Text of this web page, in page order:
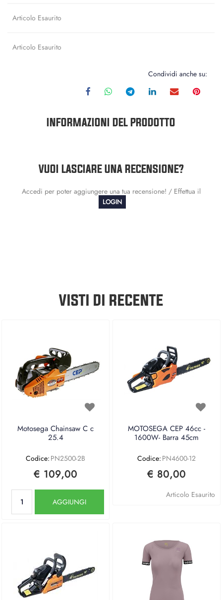
Articolo Esaurito
Articolo Esaurito
Condividi anche su:
INFORMAZIONI DEL PRODOTTO
VUOI LASCIARE UNA RECENSIONE?
Accedi per poter aggiungere una tua recensione! / Effettua il
LOGIN
VISTI DI RECENTE
Motosega Chainsaw C c
25.4
Codice: PN2500-2B
€ 109,00
AGGIUNGI
MOTOSEGA CEP 46cc -
1600W- Barra 45cm
Codice: PN4600-12
€ 80,00
Articolo Esaurito